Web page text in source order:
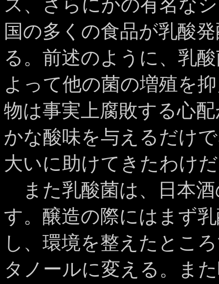
ス、さらにかの有名な
国の多くの食品が乳酸
る。前述のように、乳
よって他の菌の増殖を
物は事実上腐敗する心
かな酸味を与えるだけ
大いに助けてきたわけ
また乳酸菌は、日本
す。醸造の際にはまず
し、環境を整えたとこ
タノールに変える。ま